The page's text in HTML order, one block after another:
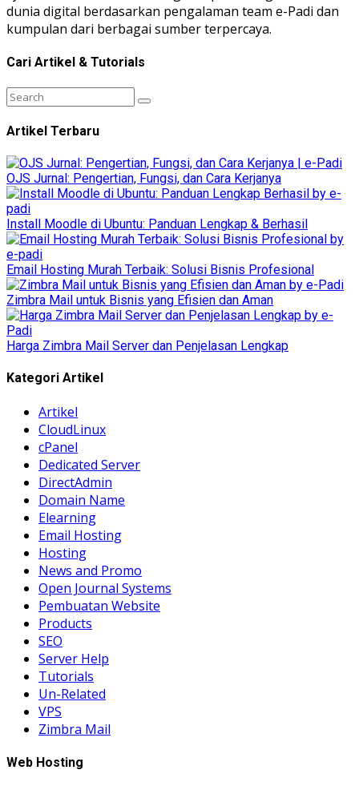
dunia digital berdasarkan pengalaman team e-Padi dan
kumpulan dari berbagai sumber terpercaya.
Cari Artikel & Tutorials
Artikel Terbaru
OJS Jurnal: Pengertian, Fungsi, dan Cara Kerjanya
Install Moodle di Ubuntu: Panduan Lengkap & Berhasil
Email Hosting Murah Terbaik: Solusi Bisnis Profesional
Zimbra Mail untuk Bisnis yang Efisien dan Aman
Harga Zimbra Mail Server dan Penjelasan Lengkap
Kategori Artikel
Artikel
CloudLinux
cPanel
Dedicated Server
DirectAdmin
Domain Name
Elearning
Email Hosting
Hosting
News and Promo
Open Journal Systems
Pembuatan Website
Products
SEO
Server Help
Tutorials
Un-Related
VPS
Zimbra Mail
Web Hosting